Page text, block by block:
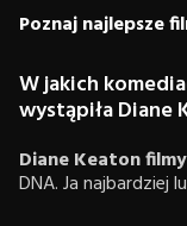
Poznaj najlepsze
W jakich
wystąpiła Diane
Diane Keaton filmy
DNA. Ja najbardziej